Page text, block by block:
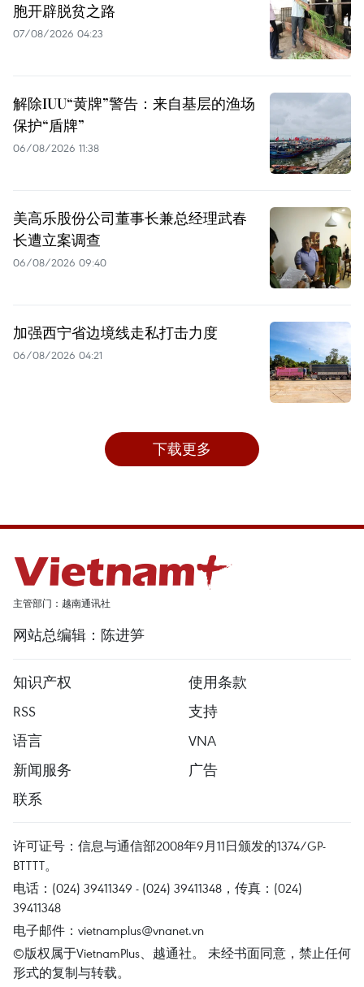
胞开辟脱贫之路
07/08/2026 04:23
解除IUU“黄牌”警告：来自基层的渔场
保护“盾牌”
06/08/2026 11:38
美高乐股份公司董事长兼总经理武春
长遭立案调查
06/08/2026 09:40
加强西宁省边境线走私打击力度
06/08/2026 04:21
下载更多
主管部门：越南通讯社
网站总编辑：陈进笋
知识产权
使用条款
RSS
支持
语言
VNA
新闻服务
广告
联系
许可证号：信息与通信部2008年9月11日颁发的1374/GP-
BTTTT。
电话：(024) 39411349 - (024) 39411348，传真：(024)
39411348
电子邮件： vietnamplus@vnanet.vn
©版权属于VietnamPlus、越通社。 未经书面同意，禁止任何
形式的复制与转载。